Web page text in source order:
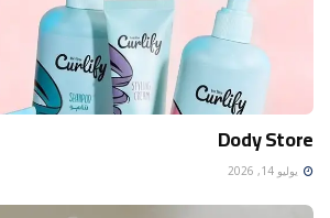
Dody Store
يوليو 14, 2026